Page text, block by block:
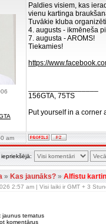
Paldies visiem, kas
vienu kartinga
Tuvākie kluba
4. augusts - ikmēneša
7. augusta - AROMS!
Tiekamies!
https://
156GTA, 75TS
Put yourself in a corner
am
»Kas jaunāks?»Alfistu
2:57 am | Visi laiki ir GMT + 3
jaunus tematus
komentārus